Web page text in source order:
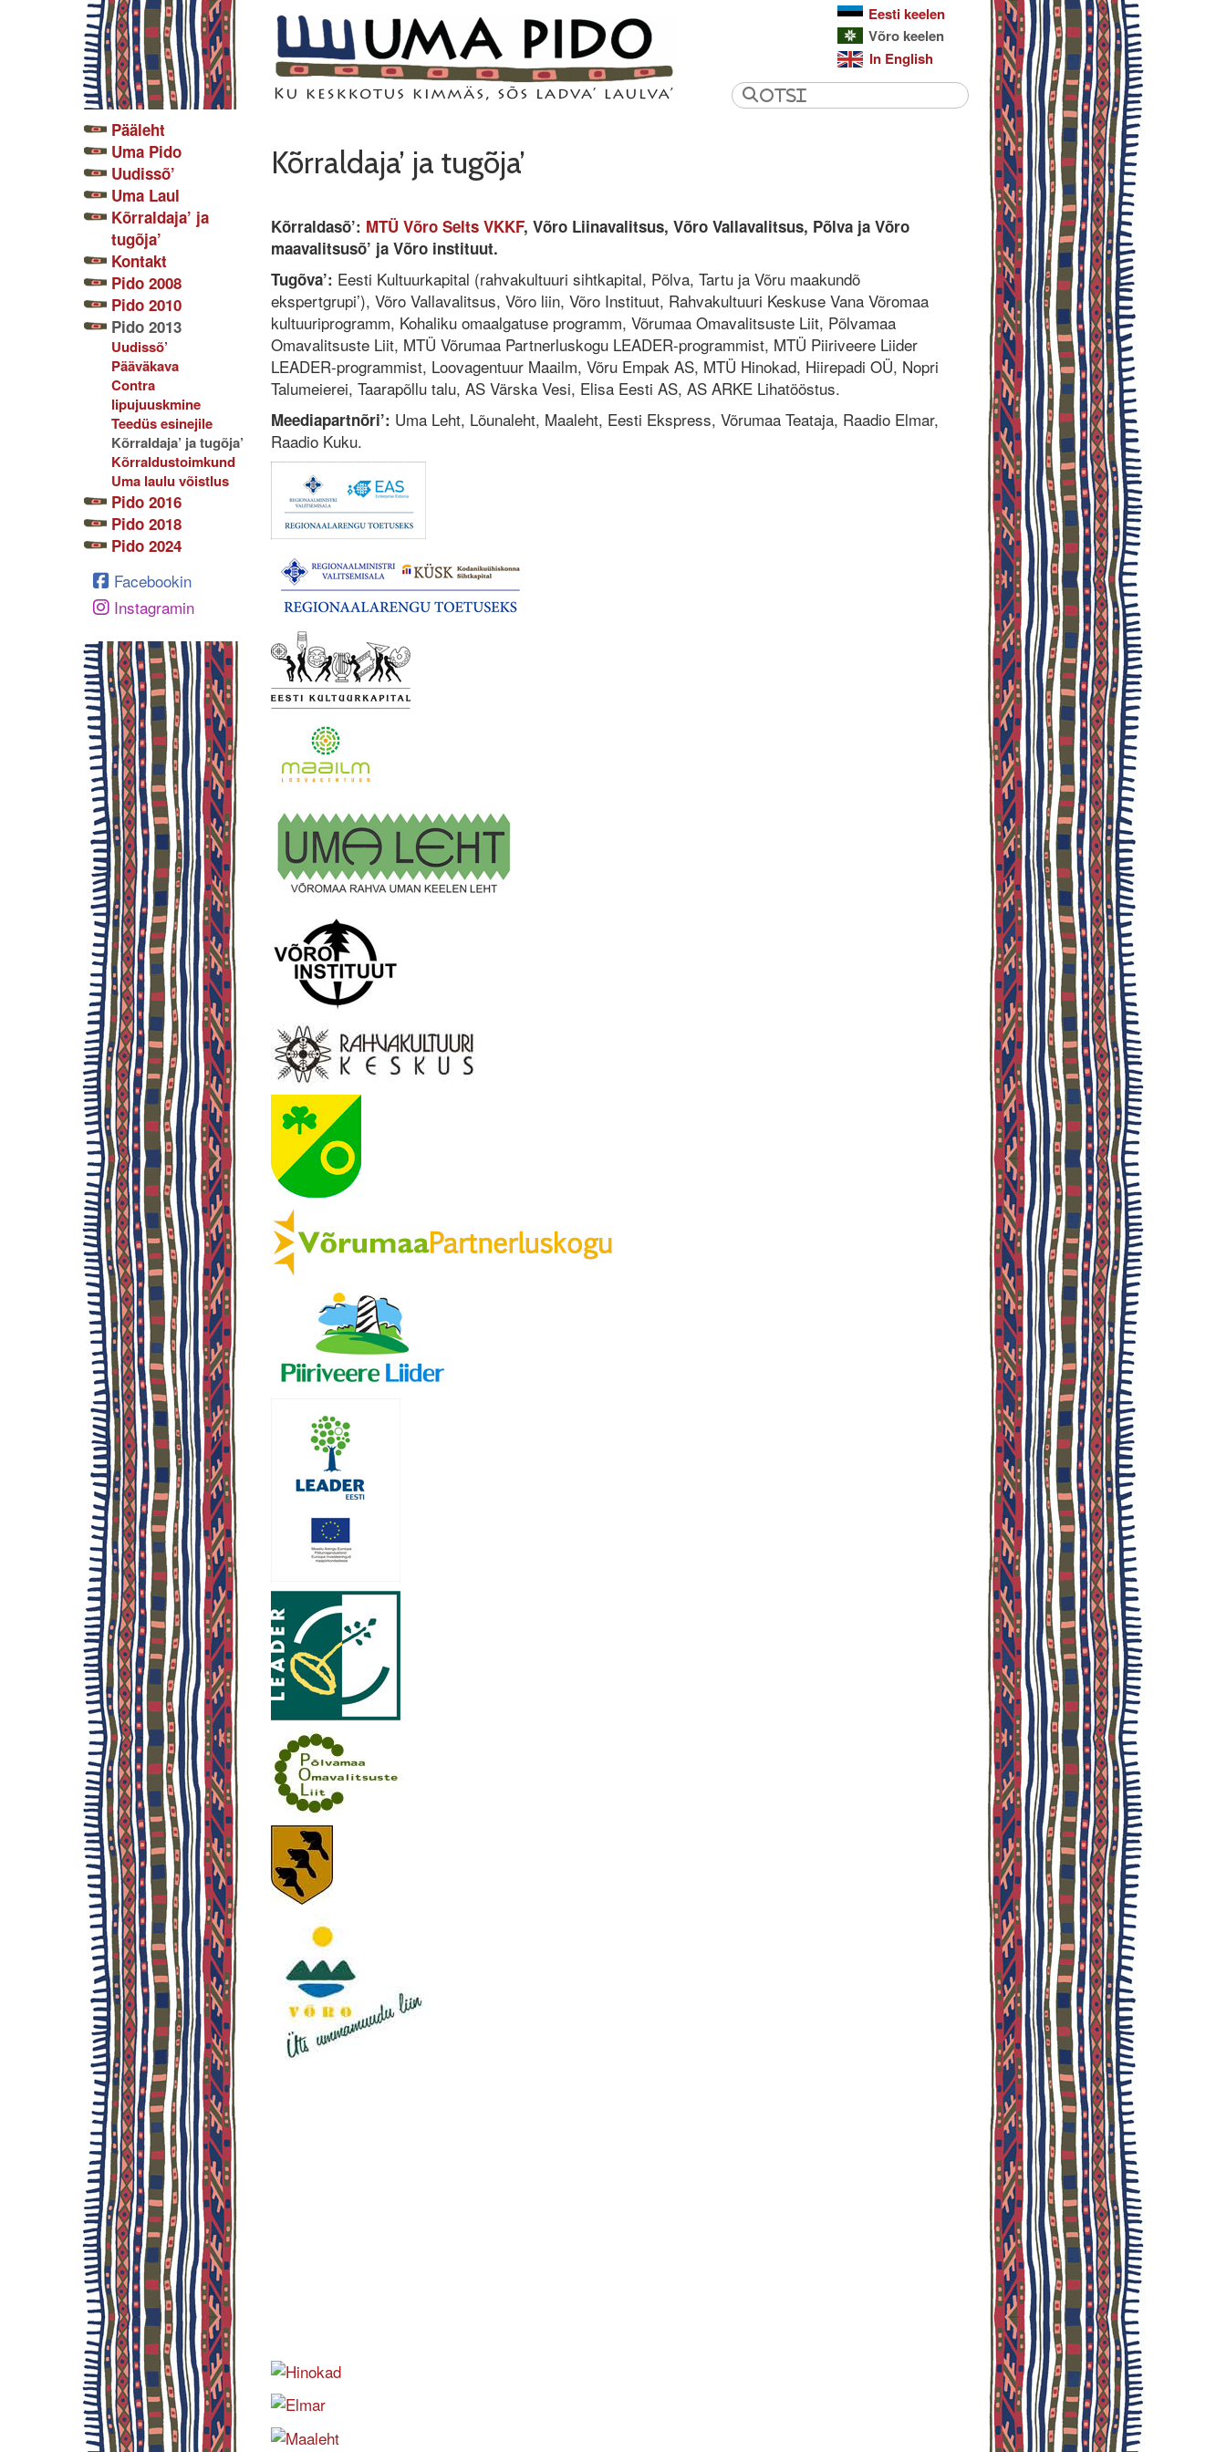
Eesti keelen
Võro keelen
In English
Pääleht
Uma Pido
Uudissõ’
Uma Laul
Kõrraldaja’ ja
tugõja’
Kontakt
Pido 2008
Pido 2010
Pido 2013
Uudissõ’
Pääväkava
Contra
lipujuuskmine
Teedüs esinejile
Kõrraldaja’ ja tugõja’
Kõrraldustoimkund
Uma laulu võistlus
Pido 2016
Pido 2018
Pido 2024
Facebookin
Instagramin
Kõrraldaja’ ja tugõja’
Kõrraldasõ’: MTÜ Võro Selts VKKF, Võro Liinavalitsus, Võro Vallavalitsus, Põlva ja Võro
maavalitsusõ’ ja Võro instituut.
Tugõva’: Eesti Kultuurkapital (rahvakultuuri sihtkapital, Põlva, Tartu ja Võru maakundõ
ekspertgrupi’), Võro Vallavalitsus, Võro liin, Võro Instituut, Rahvakultuuri Keskuse Vana Võromaa
kultuuriprogramm, Kohaliku omaalgatuse programm, Võrumaa Omavalitsuste Liit, Põlvamaa
Omavalitsuste Liit, MTÜ Võrumaa Partnerluskogu LEADER-programmist, MTÜ Piiriveere Liider
LEADER-programmist, Loovagentuur Maailm, Võru Empak AS, MTÜ Hinokad, Hiirepadi OÜ, Nopri
Talumeierei, Taarapõllu talu, AS Värska Vesi, Elisa Eesti AS, AS ARKE Lihatööstus.
Meediapartnõri’: Uma Leht, Lõunaleht, Maaleht, Eesti Ekspress, Võrumaa Teataja, Raadio Elmar,
Raadio Kuku.